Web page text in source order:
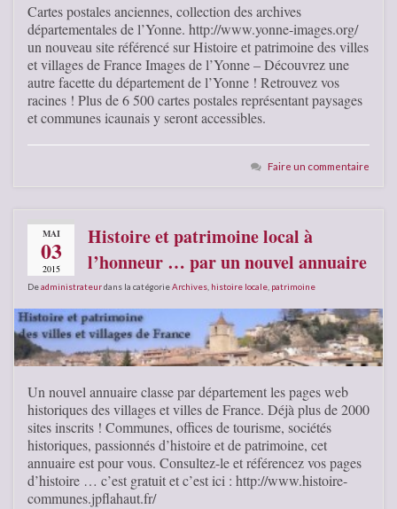
Cartes postales anciennes, collection des archives
départementales de l’Yonne. http://www.yonne-images.org/
un nouveau site référencé sur Histoire et patrimoine des villes
et villages de France Images de l’Yonne – Découvrez une
autre facette du département de l’Yonne ! Retrouvez vos
racines ! Plus de 6 500 cartes postales représentant paysages
et communes icaunais y seront accessibles.
Faire un commentaire
MAI
03
2015
Histoire et patrimoine local à
l’honneur … par un nouvel annuaire
Deadministrateurdans la catégorieArchives histoire locale patrimoine
Un nouvel annuaire classe par département les pages web
historiques des villages et villes de France. Déjà plus de 2000
sites inscrits ! Communes, offices de tourisme, sociétés
historiques, passionnés d’histoire et de patrimoine, cet
annuaire est pour vous. Consultez-le et référencez vos pages
d’histoire … c’est gratuit et c’est ici : http://www.histoire-
communes.jpflahaut.fr/